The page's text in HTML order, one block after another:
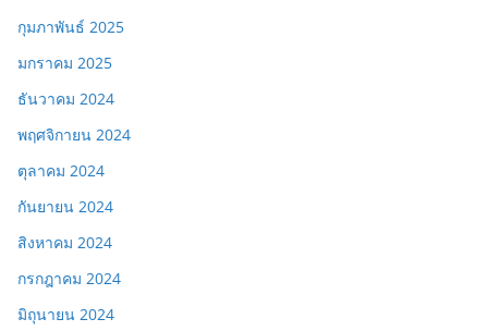
กุมภาพันธ์ 2025
มกราคม 2025
ธันวาคม 2024
พฤศจิกายน 2024
ตุลาคม 2024
กันยายน 2024
สิงหาคม 2024
กรกฎาคม 2024
มิถุนายน 2024